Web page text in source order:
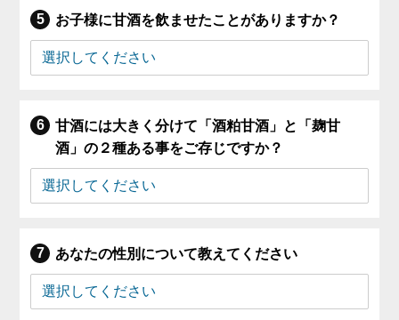
お子様に甘酒を飲ませたことがありますか？
甘酒には大きく分けて「酒粕甘酒」と「麹甘
酒」の２種ある事をご存じですか？
あなたの性別について教えてください